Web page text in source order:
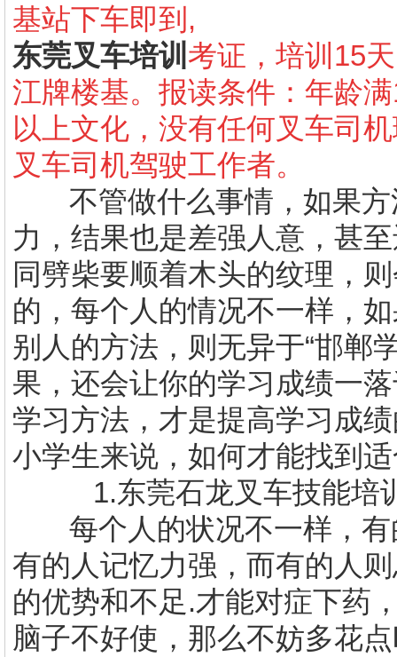
基站下车即到 ,
东莞叉车培训 考证，培训 15
江牌楼基。报读条件：年龄满
以上文化，没有任何叉车司
叉车司机驾驶工作者。
不管做什么事情，如果方
力，结果也是差强人意，甚
同劈柴要顺着木头的纹理，
的，每个人的情况不一样，
别人的方法，则无异于“邯郸
果，还会让你的学习成绩一
学习方法，才是提高学习成
小学生来说，如何才能找到
1.东莞石龙叉车技能培
每个人的状况不一样，有
有的人记忆力强，而有的人
的优势和不足 .才能对症下药
脑子不好使，那么不妨多花